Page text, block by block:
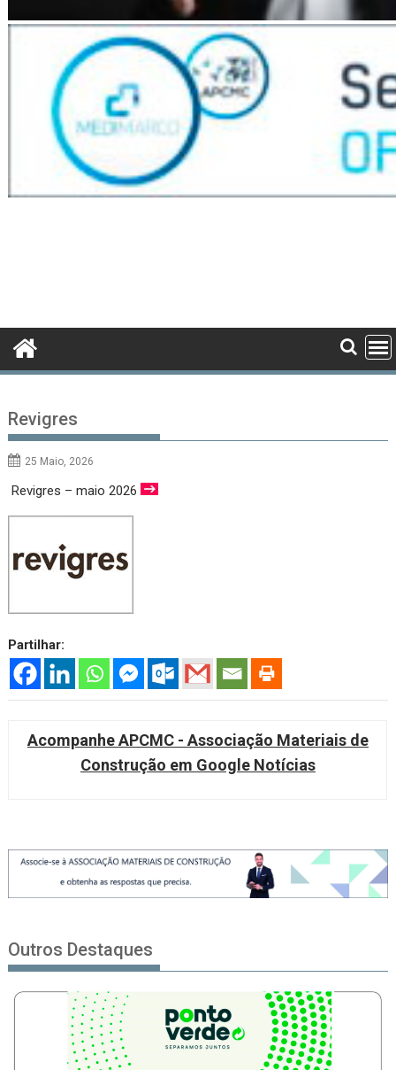
Revigres
25 Maio, 2026
Revigres – maio 2026
Partilhar:
Acompanhe APCMC - Associação Materiais de
Construção em Google Notícias
Outros Destaques